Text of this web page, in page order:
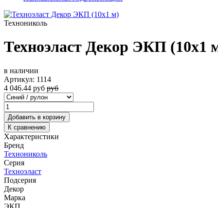
Технониколь
Техноэласт Декор ЭКП (10х1
в наличии
Артикул: 1114
4 046.44 руб руб
Добавить в корзину
К сравнению
Характеристики
Бренд
Технониколь
Серия
Техноэласт
Подсерия
Декор
Марка
ЭКП